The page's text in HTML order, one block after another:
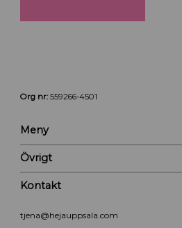
Org nr:559266-4501
Meny
Övrigt
Kontakt
tjena@hejauppsala.com